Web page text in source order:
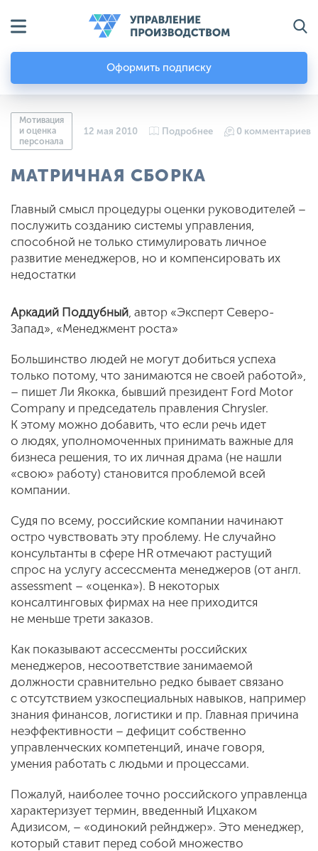
Оформить подписку
Мотивация
и оценка
персонала
12 мая 2010 Подробнее 0 комментариев
МАТРИЧНАЯ СБОРКА
Главный смысл процедуры оценки руководителей –
послужить созданию системы управления,
способной не только стимулировать личное
развитие менеджеров, но и компенсировать их
недостатки
Аркадий Поддубный, автор «Эксперт Северо-
Запад», «Менеджмент роста»
Большинство людей не могут добиться успеха
только потому, что занимаются не своей работой»,
– пишет Ли Якокка, бывший президент Ford Motor
Company и председатель правления Chrysler.
К этому можно добавить, что если речь идет
о людях, уполномоченных принимать важные для
бизнеса решения, то их личная драма (не нашли
«свою» работу) становится проблемой всей
компании.
Судя по всему, российские компании начинают
остро чувствовать эту проблему. Не случайно
консультанты в сфере HR отмечают растущий
спрос на услугу ассессмента менеджеров (от англ.
assessment – «оценка»). В некоторых
консалтинговых фирмах на нее приходится
не меньше трети заказов.
Как показывают ассессменты российских
менеджеров, несоответствие занимаемой
должности сравнительно редко бывает связано
с отсутствием узкоспециальных навыков, например
знания финансов, логистики и пр. Главная причина
неэффективности – дефицит собственно
управленческих компетенций, иначе говоря,
умения работать с людьми и процессами.
Пожалуй, наиболее точно российского управленца
характеризует термин, введенный Ицхаком
Адизисом, – «одинокий рейнджер». Это менеджер,
который ставит перед собой множество